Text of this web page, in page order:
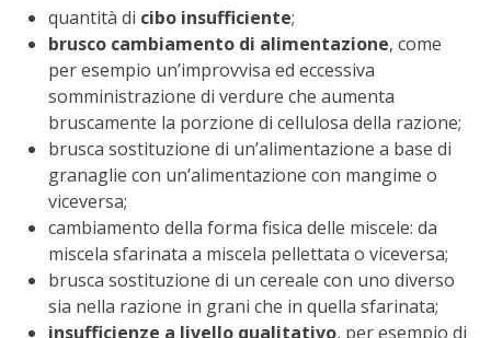
ZAPI GARDEN
BENZA
ORTO BIO – TECNICHE DI COLTIVAZIONE
THERMACELL
TAP TRAP
IL MIO ORTO
quantità di cibo insufficiente;
brusco cambiamento di alimentazione, come
per esempio un’improvvisa ed eccessiva
somministrazione di verdure che aumenta
bruscamente la porzione di cellulosa della razione;
brusca sostituzione di un’alimentazione a base di
granaglie con un’alimentazione con mangime o
viceversa;
cambiamento della forma fisica delle miscele: da
miscela sfarinata a miscela pellettata o viceversa;
brusca sostituzione di un cereale con uno diverso
sia nella razione in grani che in quella sfarinata;
insufficienze a livello qualitativo, per esempio di